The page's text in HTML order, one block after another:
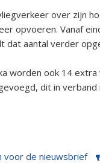
over zijn
opvoeren. Vanaf
dat aantal verder
worden ook 14
dit in verband
voor de nieuwsbrief